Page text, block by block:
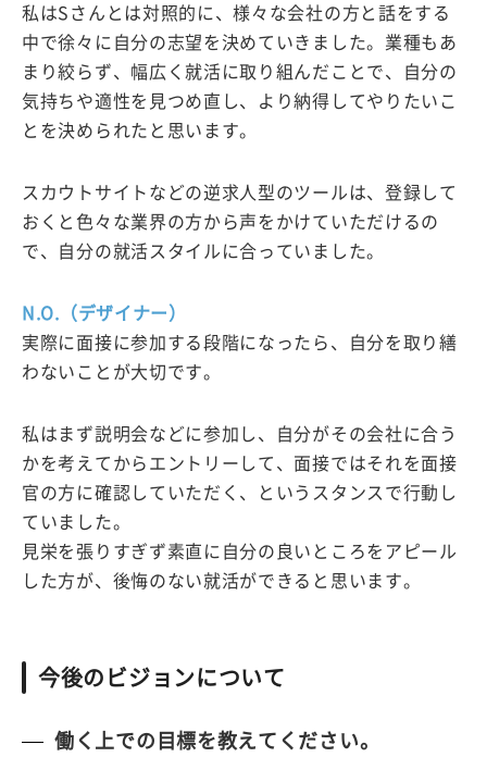
私はSさんとは対照的に、様々な会社の方と話をする
中で徐々に自分の志望を決めていきました。業種もあ
まり絞らず、幅広く就活に取り組んだことで、自分の
気持ちや適性を見つめ直し、より納得してやりたいこ
とを決められたと思います。
スカウトサイトなどの逆求人型のツールは、登録して
おくと色々な業界の方から声をかけていただけるの
で、自分の就活スタイルに合っていました。
N.O.（デザイナー）
実際に面接に参加する段階になったら、自分を取り繕
わないことが大切です。
私はまず説明会などに参加し、自分がその会社に合う
かを考えてからエントリーして、面接ではそれを面接
官の方に確認していただく、というスタンスで行動し
ていました。
見栄を張りすぎず素直に自分の良いところをアピール
した方が、後悔のない就活ができると思います。
今後のビジョンについて
働く上での目標を教えてください。